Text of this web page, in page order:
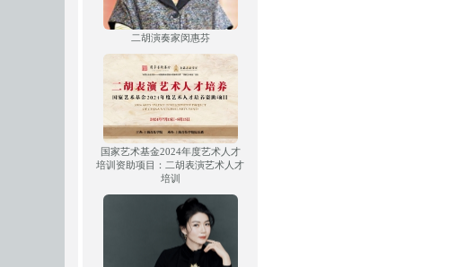
二胡演奏家闵惠芬
国家艺术基金2024年度艺术人才
培训资助项目：二胡表演艺术人才
培训